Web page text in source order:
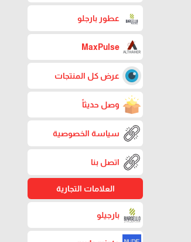
عطور بارجلو
MaxPulse
عرض كل المنتجات
وصل حديثاً
سياسة الخصوصية
اتصل بنا
العلامات التجارية
بارجيلو